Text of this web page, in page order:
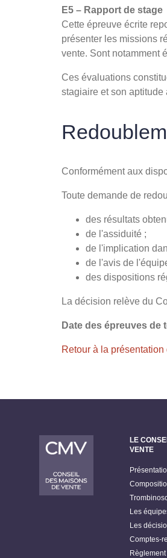
E5 – Rapport de stage
Cette épreuve écrite
présenter les missions
vente. Sont notamment
Ces évaluations
stagiaire et son aptitude
Conformément aux
Toute demande de
des résultats
de l'assiduité ;
de l'implication
de l'avis de
des dispositions
La décision relève du
Date des épreuves de
Retour à la présentation
LE
VENTE
Les
Les
Comptes-